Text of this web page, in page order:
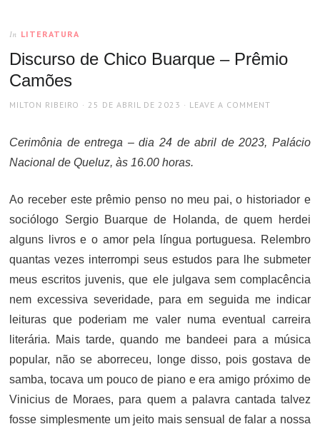
In LITERATURA
Discurso de Chico Buarque – Prêmio
Camões
AUTHOR
MILTON RIBEIRO
POSTED
25 DE ABRIL DE 2023 LEAVE A COMMENT
Cerimônia de entrega – dia 24 de abril de 2023, Palácio
Nacional de Queluz, às 16.00 horas.
Ao receber este prêmio penso no meu pai, o historiador e
sociólogo Sergio Buarque de Holanda, de quem herdei
alguns livros e o amor pela língua portuguesa. Relembro
quantas vezes interrompi seus estudos para lhe submeter
meus escritos juvenis, que ele julgava sem complacência
nem excessiva severidade, para em seguida me indicar
leituras que poderiam me valer numa eventual carreira
literária. Mais tarde, quando me bandeei para a música
popular, não se aborreceu, longe disso, pois gostava de
samba, tocava um pouco de piano e era amigo próximo de
Vinicius de Moraes, para quem a palavra cantada talvez
fosse simplesmente um jeito mais sensual de falar a nossa